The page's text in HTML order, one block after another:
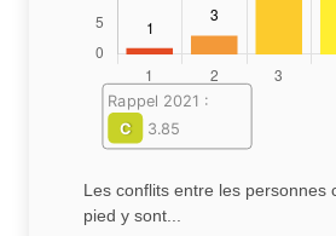
Rappel 2021 :
C
3.85
Les conflits entre les personnes
pied y sont...